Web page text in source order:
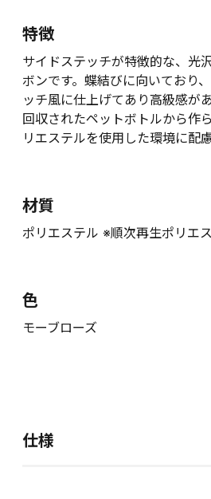
特徴
サイドステッチが特徴的な、光
ボンです。蝶結びに向いており
ッチ風に仕上げてあり高級感があ
回収されたペットボトルから作
リエステルを使用した環境に配
材質
ポリエステル ※順次再生ポリエ
色
モーブローズ
仕様